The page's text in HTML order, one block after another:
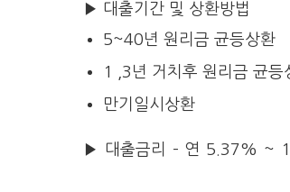
▶ 대출기간 및 상환방법
5~40년 원리금 균등상환
1 ,3년 거치후 원리금 균등
만기일시상환
▶ 대출금리 – 연 5.37% ~